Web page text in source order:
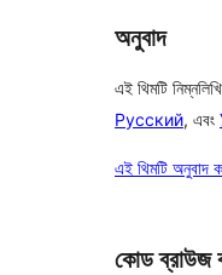
অনুবাদ
এই থিমটি
Русский, এবং
এই থিমটি অনুবাদ
কোড ব্রাউজ